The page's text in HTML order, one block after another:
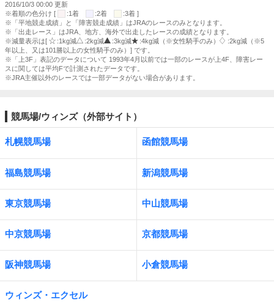
2016/10/3 00:00 更新
※着順の色分け [
:1着 :2着
:3着 ]
※「平地競走成績」と「障害競走成績」はJRAのレースのみとなります。
※「出走レース」はJRA、地方、海外で出走したレースの成績となります。
※減量表示は[
:1kg減 :2kg減 :3kg減 :4kg減（※女性騎手のみ）
:2kg減（※5
年以上、又は101勝以上の女性騎手のみ）] です。
※「上3F」表記のデータについて 1993年4月以前では一部のレースが上4F、障害レー
スに関しては平均Fで計測されたデータです。
※JRA主催以外のレースでは一部データがない場合があります。
競馬場/ウィンズ（外部サイト）
札幌競馬場 函館競馬場
福島競馬場 新潟競馬場
東京競馬場 中山競馬場
中京競馬場 京都競馬場
阪神競馬場 小倉競馬場
ウィンズ・エクセル